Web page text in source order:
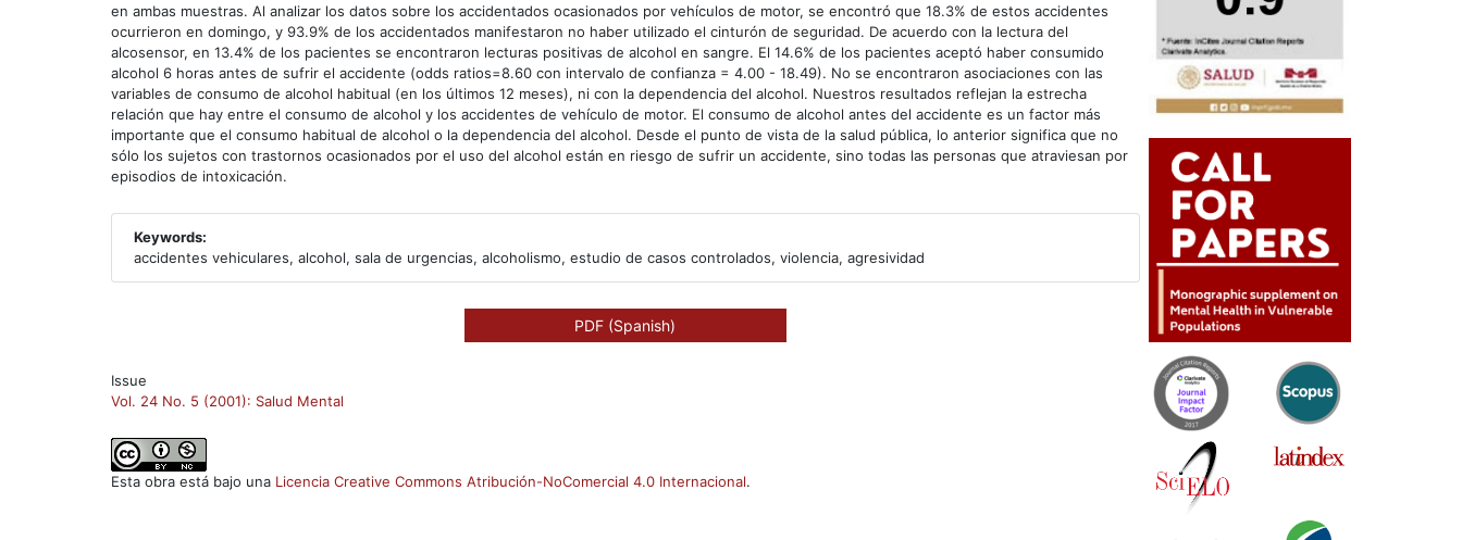
en ambas muestras. Al analizar los datos sobre los accidentados ocasionados por vehículos de motor, se encontró que 18.3% de estos accidentes
ocurrieron en domingo, y 93.9% de los accidentados manifestaron no haber utilizado el cinturón de seguridad. De acuerdo con la lectura del
alcosensor, en 13.4% de los pacientes se encontraron lecturas positivas de alcohol en sangre. El 14.6% de los pacientes aceptó haber consumido
alcohol 6 horas antes de sufrir el accidente (odds ratios=8.60 con intervalo de confianza = 4.00 - 18.49). No se encontraron asociaciones con las
variables de consumo de alcohol habitual (en los últimos 12 meses), ni con la dependencia del alcohol. Nuestros resultados reflejan la estrecha
relación que hay entre el consumo de alcohol y los accidentes de vehículo de motor. El consumo de alcohol antes del accidente es un factor más
importante que el consumo habitual de alcohol o la dependencia del alcohol. Desde el punto de vista de la salud pública, lo anterior significa que no
sólo los sujetos con trastornos ocasionados por el uso del alcohol están en riesgo de sufrir un accidente, sino todas las personas que atraviesan por
episodios de intoxicación.
Keywords:
accidentes vehiculares, alcohol, sala de urgencias, alcoholismo, estudio de casos controlados, violencia, agresividad
PDF (Spanish)
Issue
Vol. 24 No. 5 (2001): Salud Mental
Esta obra está bajo una Licencia Creative Commons Atribución-NoComercial 4.0 Internacional.